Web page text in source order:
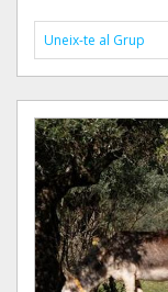
Uneix-te al Grup